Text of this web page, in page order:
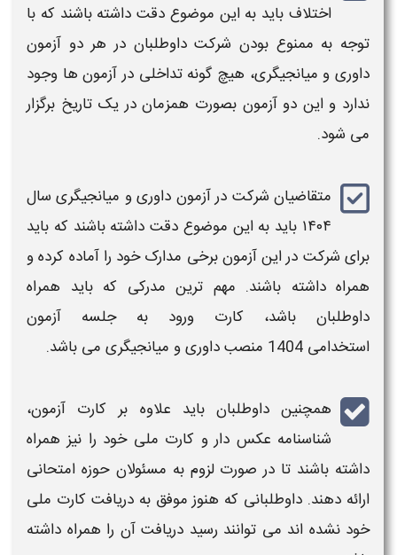
اختلاف باید به این موضوع دقت داشته باشند که با
توجه به ممنوع بودن شرکت داوطلبان در هر دو آزمون
داوری و میانجیگری، هیچ گونه تداخلی در آزمون ها وجود
ندارد و این دوآزمون بصورت همزمان در یکتاریخ برگزار
می شود.
متقاضیان شرکت درآزمون داوری و میانجیگری سال
۱۴۰۴ باید به این موضوع دقت داشته باشند که باید
برای شرکت در اینآزمونبرخی مدارک خود را آماده کرده و
همراه داشته باشند. مهم ترین مدرکی که باید همراه
داوطلبان باشد، کارت ورود به جلسه آزمون
استخدامی 1404 منصب داوری و میانجیگری
می باشد.
همچنین داوطلبان باید علاوه بر کارت آزمون،
شناسنامه عکس دار و کارت ملی خود را نیز همراه
داشته باشند تا در صورت لزوم به مسئولان حوزه امتحانی
ارائه دهند. داوطلبانی که هنوز موفق به دریافت کارت ملی
خود نشده اند می توانند رسید دریافتآن را همراه داشته